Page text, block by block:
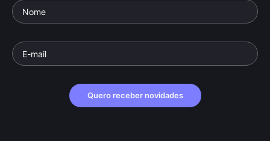
Quero receber novidades